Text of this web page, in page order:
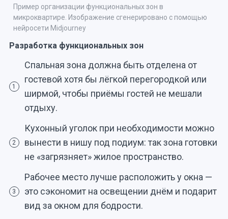
Пример организации функциональных зон в
микроквартире. Изображение сгенерировано с помощью
нейросети Midjourney
Разработка функциональных зон
1
Спальная зона должна быть отделена от
гостевой хотя бы лёгкой перегородкой или
ширмой, чтобы приёмы гостей не мешали
отдыху.
2
Кухонный уголок при необходимости можно
вынести в нишу под подиум: так зона готовки
не «загрязняет» жилое пространство.
3
Рабочее место лучше расположить у окна —
это сэкономит на освещении днём и подарит
вид за окном для бодрости.